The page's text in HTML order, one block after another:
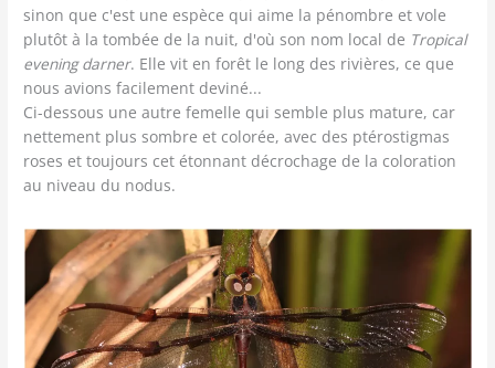
sinon que c'est une espèce qui aime la pénombre et vole
plutôt à la tombée de la nuit, d'où son nom local de Tropical
evening darner. Elle vit en forêt le long des rivières, ce que
nous avions facilement deviné...
Ci-dessous une autre femelle qui semble plus mature, car
nettement plus sombre et colorée, avec des ptérostigmas
roses et toujours cet étonnant décrochage de la coloration
au niveau du nodus.